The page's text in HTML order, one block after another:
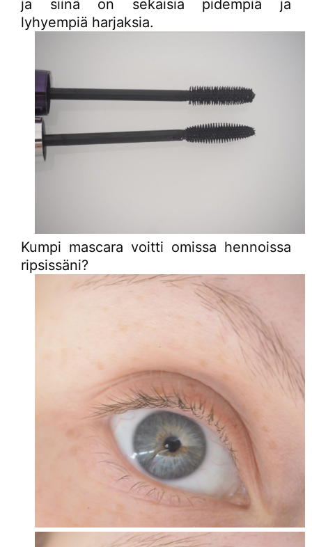
ja siinä on sekaisia pidempiä ja
lyhyempiä harjaksia.
Kumpi mascara voitti omissa hennoissa
ripsissäni?